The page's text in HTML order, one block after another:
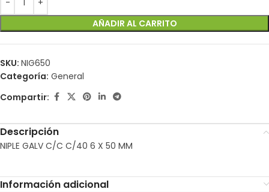
AÑADIR AL CARRITO
SKU: NIG650
Categoría: General
Compartir:
Descripción
NIPLE GALV C/C C/40 6 X 50 MM
Información adicional